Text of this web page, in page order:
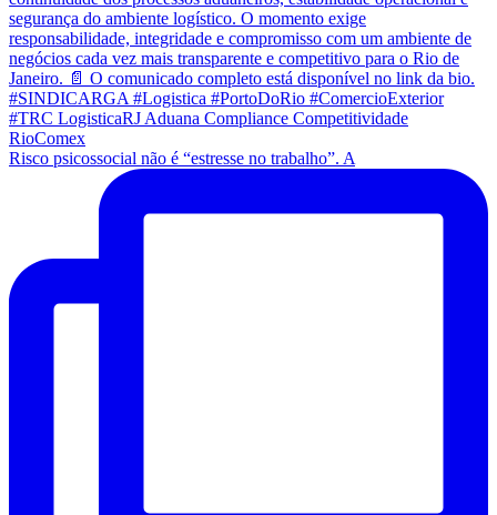
Risco psicossocial não é “estresse no trabalho”. A